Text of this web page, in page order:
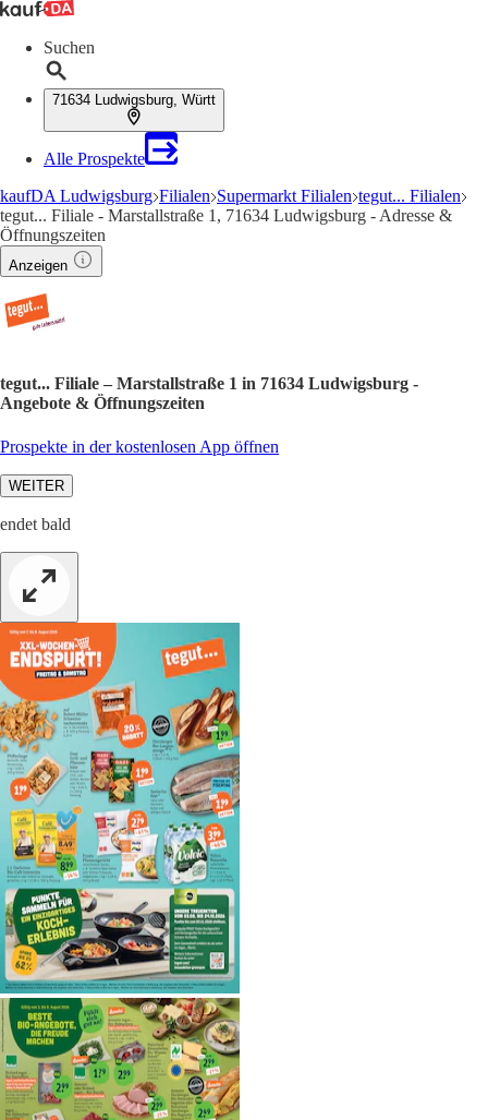
Suchen
71634 Ludwigsburg, Württ
Alle Prospekte
kaufDA Ludwigsburg Filialen Supermarkt Filialen tegut... Filialen
tegut... Filiale - Marstallstraße 1, 71634 Ludwigsburg - Adresse &
Öffnungszeiten
Anzeigen
tegut... Filiale – Marstallstraße 1 in 71634 Ludwigsburg -
Angebote & Öffnungszeiten
Prospekte in der kostenlosen App öffnen
WEITER
endet bald